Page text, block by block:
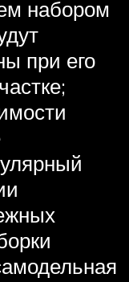
набором
при его